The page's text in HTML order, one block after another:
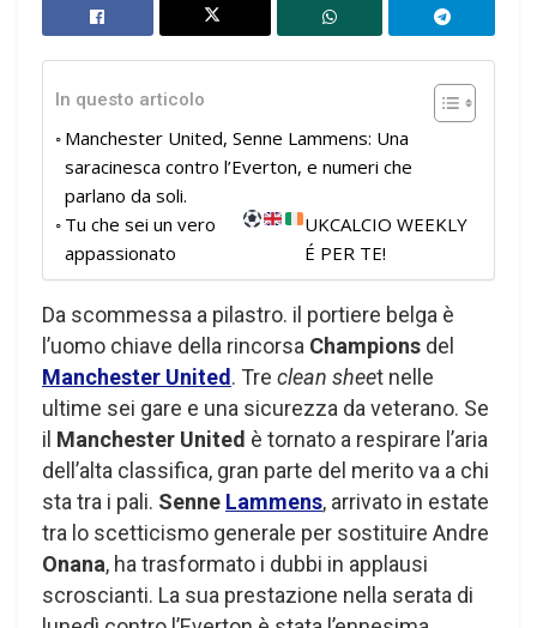
In questo articolo
Manchester United, Senne Lammens: Una
saracinesca contro l’Everton, e numeri che
parlano da soli.
Tu che sei un vero
appassionato
UKCALCIO WEEKLY
É PER TE!
Da scommessa a pilastro. il portiere belga è
l’uomo chiave della rincorsa Champions del
Manchester United. Tre clean sheet nelle
ultime sei gare e una sicurezza da veterano. Se
il Manchester United è tornato a respirare l’aria
dell’alta classifica, gran parte del merito va a chi
sta tra i pali. Senne Lammens, arrivato in estate
tra lo scetticismo generale per sostituire Andre
Onana, ha trasformato i dubbi in applausi
scroscianti. La sua prestazione nella serata di